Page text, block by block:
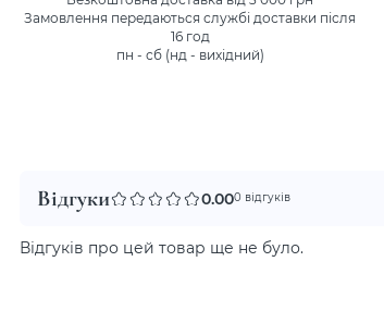
Замовлення передаються службі доставки після
16 год
пн - сб (нд - вихідний)
Відгуки 0.000 відгуків
Відгуків про цей товар ще не було.